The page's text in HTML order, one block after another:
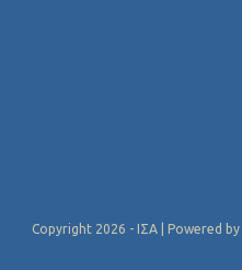
Copyright 2026 - ΙΣΑ | Powered by